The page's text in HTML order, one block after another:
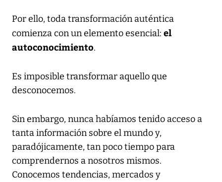
Por ello, toda transformación auténtica
comienza con un elemento esencial: el
autoconocimiento.
Es imposible transformar aquello que
desconocemos.
Sin embargo, nunca habíamos tenido acceso a
tanta información sobre el mundo y,
paradójicamente, tan poco tiempo para
comprendernos a nosotros mismos.
Conocemos tendencias, mercados y